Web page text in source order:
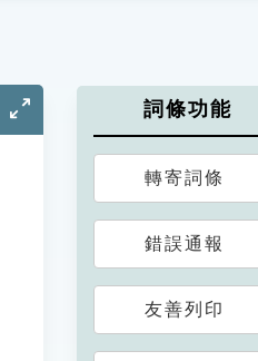
詞條功能
轉寄詞條
錯誤通報
友善列印